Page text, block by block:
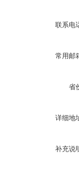
联系电
常用邮
省
详细地
补充说